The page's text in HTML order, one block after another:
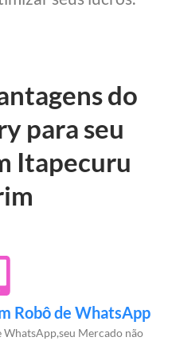
do
para seu
Itapecuru
Robô de WhatsApp
Mercado não